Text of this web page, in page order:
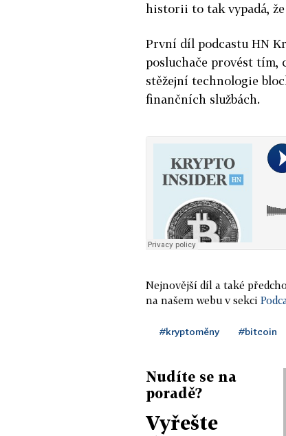
historii to tak vypadá,
První díl podcastu HN
posluchače provést tím,
stěžejní technologie
finančních službách.
Nejnovější díl a také
na našem webu v sekci
#kryptoměny #bitcoin
Nudíte se na
poradě?
Vyřešte